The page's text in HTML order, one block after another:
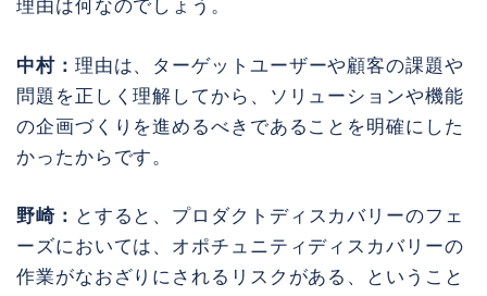
理由は何なのでしょう。
中村： 理由は、ターゲットユーザーや顧客の課題や
問題を正しく理解してから、ソリューションや機能
の企画づくりを進めるべきであることを明確にした
かったからです。
野崎： とすると、プロダクトディスカバリーのフェ
ーズにおいては、オポチュニティディスカバリーの
作業がなおざりにされるリスクがある、ということ